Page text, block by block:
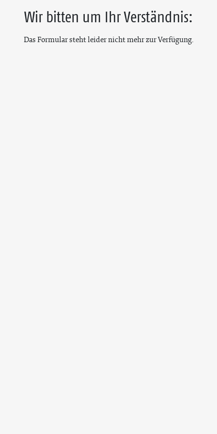
Wir bitten um Ihr Verständnis:
Das Formular steht leider nicht mehr zur Verfügung.